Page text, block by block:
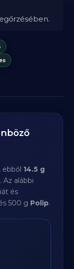
, ebből 14.5 g
. Az alábbi
és
500 g Polip.